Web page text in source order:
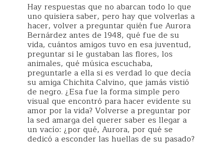
Hay respuestas que no abarcan todo lo que
uno quisiera saber, pero hay que volverlas a
hacer, volver a preguntar quién fue Aurora
Bernárdez antes de 1948, qué fue de su
vida, cuántos amigos tuvo en esa juventud,
preguntar si le gustaban las flores, los
animales, qué música escuchaba,
preguntarle a ella si es verdad lo que decía
su amiga Chichita Calvino, que jamás vistió
de negro. ¿Esa fue la forma simple pero
visual que encontró para hacer evidente su
amor por la vida? Volverse a preguntar por
la sed amarga del querer saber es llegar a
un vacío: ¿por qué, Aurora, por qué se
dedicó a esconder las huellas de su pasado?